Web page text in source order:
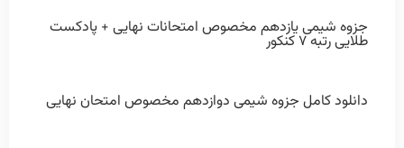
جزوه شیمی یازدهم مخصوص امتحانات نهایی + پادکست
طلایی رتبه ۷ کنکور
دانلود کامل جزوه شیمی دوازدهم مخصوص امتحان نهایی